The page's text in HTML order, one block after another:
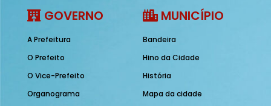
GOVERNO
A Prefeitura
O Prefeito
O Vice-Prefeito
Organograma
MUNICÍPIO
Bandeira
Hino da Cidade
História
Mapa da cidade